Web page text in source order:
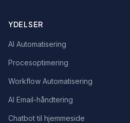
YDELSER
AI Automatisering
Procesoptimering
Workflow Automatisering
AI Email-håndtering
Chatbot til hjemmeside